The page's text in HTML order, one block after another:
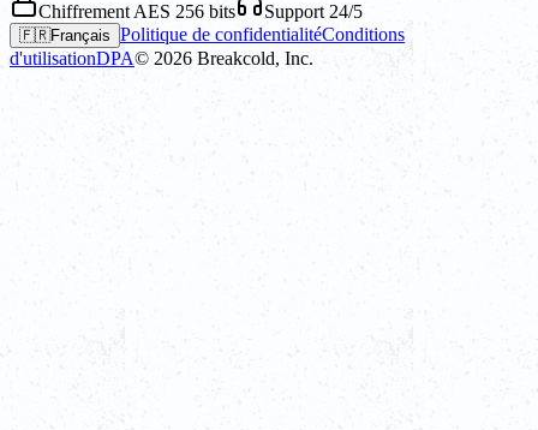
Chiffrement AES 256 bits Support 24/5
🇫🇷Français Politique de confidentialitéConditions
d'utilisationDPA© 2026 Breakcold, Inc.